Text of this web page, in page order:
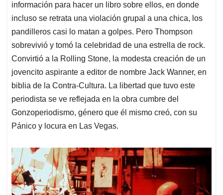
información para hacer un libro sobre ellos, en donde
incluso se retrata una violación grupal a una chica, los
pandilleros casi lo matan a golpes. Pero Thompson
sobrevivió y tomó la celebridad de una estrella de rock.
Convirtió a la Rolling Stone, la modesta creación de un
jovencito aspirante a editor de nombre Jack Wanner, en
biblia de la Contra-Cultura. La libertad que tuvo este
periodista se ve reflejada en la obra cumbre del
Gonzoperiodismo, género que él mismo creó, con su
Pánico y locura en Las Vegas.